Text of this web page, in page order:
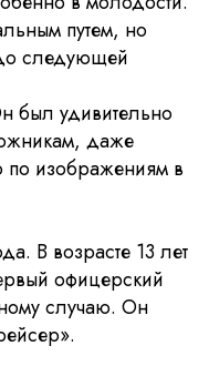
путем, но
следующей
был удивительно
даже
по изображениям в
В возрасте 13 лет
офицерский
случаю. Он